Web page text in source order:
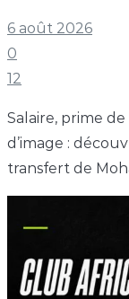
6 août 2026
0
12
Salaire, prime
d’image :
transfert de